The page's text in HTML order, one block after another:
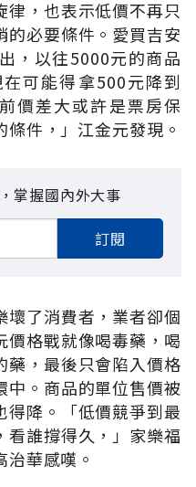
，也表示低價不再只
的必要條件。愛買吉安
，以往5000元的商品
可能得拿500元降到
價差大或許是票房保
件，」江金元發現。
掌握國內外大事
訂閱
了消費者，業者卻個
格戰就像喝毒藥，喝
藥，最後只會陷入價格
中。商品的單位售價被
得降。「低價競爭到最
誰撐得久，」家樂福
華感嘆。